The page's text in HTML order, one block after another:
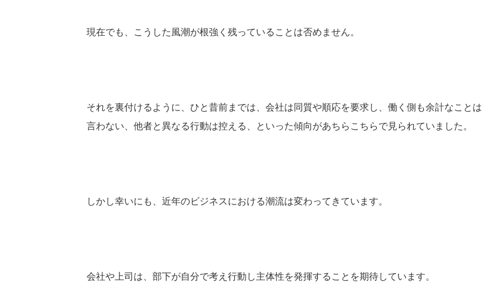
現在でも、こうした風潮が根強く残っていることは否めません。
それを裏付けるように、ひと昔前までは、会社は同質や順応を要求し、働く側も余計なことは
言わない、他者と異なる行動は控える、といった傾向があちらこちらで見られていました。
しかし幸いにも、近年のビジネスにおける潮流は変わってきています。
会社や上司は、部下が自分で考え行動し主体性を発揮することを期待しています。